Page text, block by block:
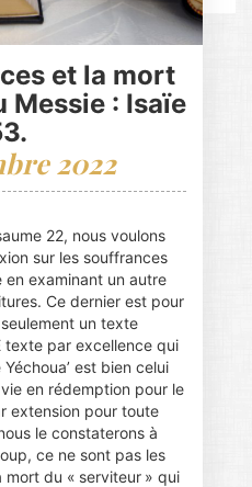
et la mort
Messie : Isaïe
2022
22, nous voulons
sur les souffrances
en examinant un autre
Ce dernier est pour
un texte
texte par excellence qui
est bien celui
en rédemption pour le
extension pour toute
le constaterons à
ce ne sont pas les
du « serviteur » qui